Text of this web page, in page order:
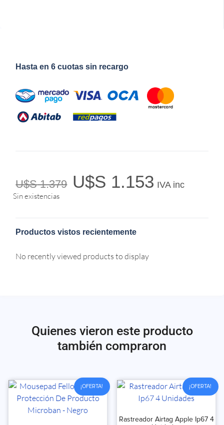
Hasta en 6 cuotas sin recargo
U$S1.379 U$S 1.153 IVA inc
Sin existencias
Productos vistos recientemente
No recently viewed products to display
Quienes vieron este producto
también compraron
¡OFERTA! ¡OFERTA!
Rastreador Airtag Apple Ip67 4